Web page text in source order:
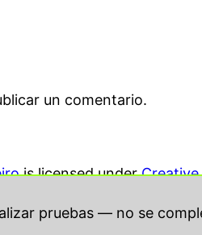
pruebas — no se
un comentario.
is licensed under